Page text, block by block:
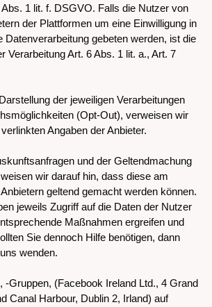
1 lit. f. DSGVO. Falls die Nutzer von
der Plattformen um eine Einwilligung in
Datenverarbeitung gebeten werden, ist die
Verarbeitung Art. 6 Abs. 1 lit. a., Art. 7
der jeweiligen Verarbeitungen
(Opt-Out), verweisen wir
Angaben der Anbieter.
und der Geltendmachung
wir darauf hin, dass diese am
geltend gemacht werden können.
jeweils Zugriff auf die Daten der Nutzer
Maßnahmen ergreifen und
Sie dennoch Hilfe benötigen, dann
wenden.
-Gruppen, (Facebook Ireland Ltd., 4 Grand
Canal Harbour, Dublin 2, Irland) auf